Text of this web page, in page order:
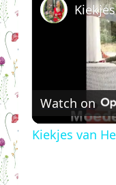
Watch on
Kiekjes van